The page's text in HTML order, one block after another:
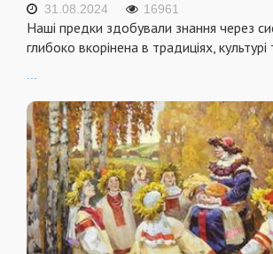
31.08.2024 16961
Наші предки здобували знання через
глибоко вкорінена в традиціях, культурі
...